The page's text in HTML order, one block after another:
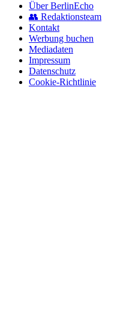
Über BerlinEcho
👥 Redaktionsteam
Kontakt
Werbung buchen
Mediadaten
Impressum
Datenschutz
Cookie-Richtlinie